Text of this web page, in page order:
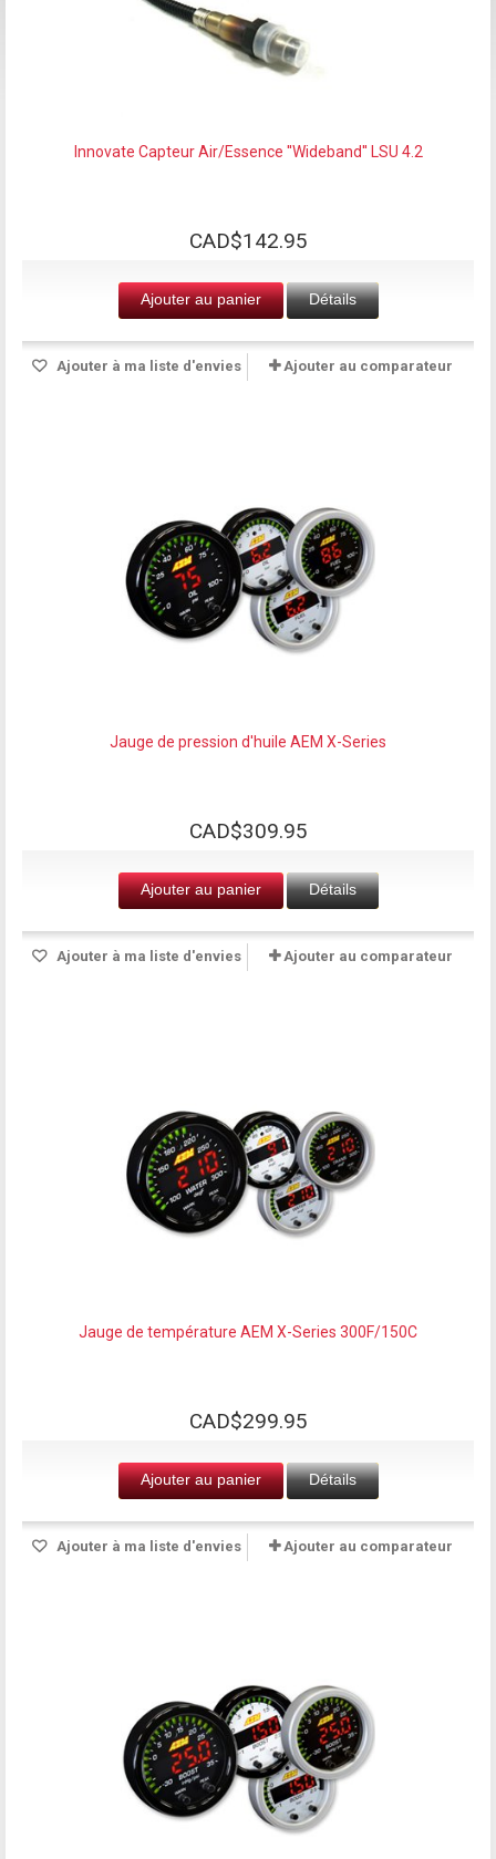
Innovate Capteur Air/Essence ''Wideband'' LSU 4.2
CAD$142.95
Ajouter au panier Détails
Ajouter à ma liste d'envies Ajouter au comparateur
Jauge de pression d'huile AEM X-Series
CAD$309.95
Ajouter au panier Détails
Ajouter à ma liste d'envies Ajouter au comparateur
Jauge de température AEM X-Series 300F/150C
CAD$299.95
Ajouter au panier Détails
Ajouter à ma liste d'envies Ajouter au comparateur